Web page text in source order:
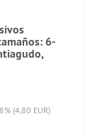
6-
(4,80 EUR)